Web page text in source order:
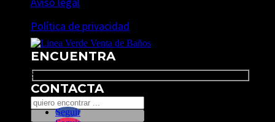
Política de privacidad
ENCUENTRA
Search
CONTACTA
Seguir